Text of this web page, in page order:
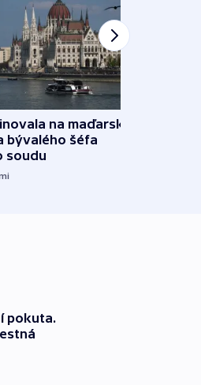
na maďarského
bývalého šéfa
soudu
pokuta.